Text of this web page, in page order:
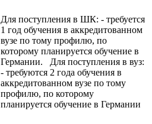
Для поступления в ШК: - требуется
1 год обучения в аккредитованном
вузе по тому профилю, по
которому планируется обучение в
Германии. Для поступления в вуз:
- требуются 2 года обучения в
аккредитованном вузе по тому
профилю, по которому
планируется обучение в Германии